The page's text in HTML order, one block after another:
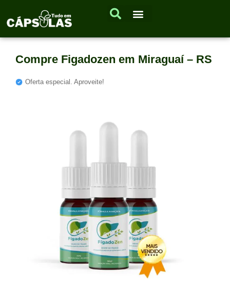
Compre Figadozen em Miraguaí – RS
Oferta especial. Aproveite!